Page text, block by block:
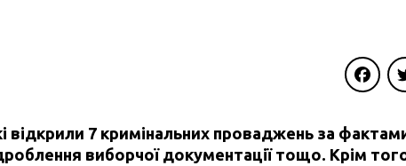
відкрили 7 кримінальних проваджень за
виборчої документації тощо. Крім